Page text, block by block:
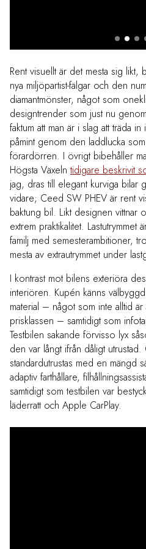
Rent visuellt är det mesta sig likt,
nya miljöpartist-fälgar och den
diamantmönster, något som
designtrender som just nu
faktum att man är i slag att träda
påmint genom den laddlucka
förardörren. I övrigt bibehåller
Högsta Växelntidigare beskrivit
jag, dras till elegant kurviga bilar
vidare; Ceed SW PHEV är rent
baktung bil. Likt designen vittnar
extrem praktikalitet. Lastutrymmet
familj med semesterambitioner,
mesta av extrautrymmet under
I kontrast mot bilens exteriöra
interiören. Kupén känns
material – något som inte alltid
prisklassen – samtidigt som
Testbilen sakande förvisso lyx
den var långt ifrån dåligt
standardutrustas med en mängd
adaptiv farthållare,
samtidigt som testbilen var
läderratt och Apple CarPlay.